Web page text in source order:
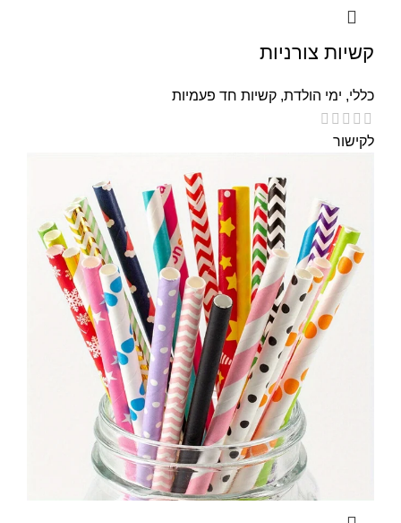
קשיות צורניות
כללי, ימי הולדת, קשיות חד פעמיות
לקישור